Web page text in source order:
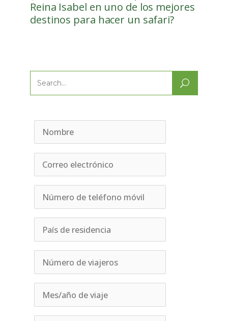
Reina Isabel en uno de los mejores
destinos para hacer un safari?
Search